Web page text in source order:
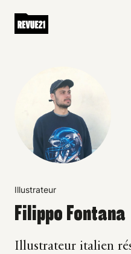
Illustrateur
Filippo Fontana
Illustrateur italien